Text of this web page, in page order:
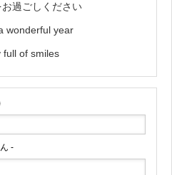
過ごしください
wonderful year
full of smiles
-